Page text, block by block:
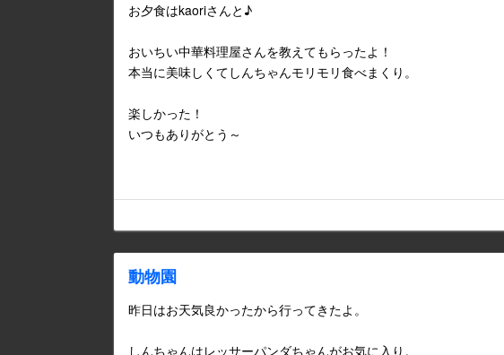
お夕食はkaoriさんと♪
おいちい中華料理屋さんを教えてもらったよ！
本当に美味しくてしんちゃんモリモリ食べまくり。
楽しかった！
いつもありがとう～
動物園
昨日はお天気良かったから行ってきたよ。
しんちゃんはレッサーパンダちゃんがお気に入り。